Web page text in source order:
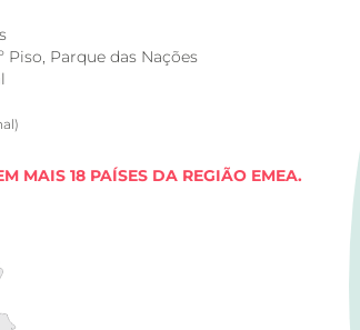
Piso, Parque das Nações
MAIS 18 PAÍSES DA REGIÃO EMEA.